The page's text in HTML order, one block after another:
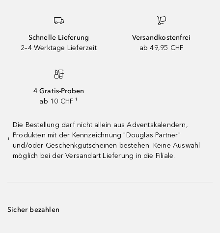
Schnelle Lieferung
2–4 Werktage Lieferzeit
Versandkostenfrei
ab 49,95 CHF
4 Gratis-Proben
ab 10 CHF ¹
¹
Die Bestellung darf nicht allein aus Adventskalendern,
Produkten mit der Kennzeichnung "Douglas Partner"
und/oder Geschenkgutscheinen bestehen. Keine Auswahl
möglich bei der Versandart Lieferung in die Filiale.
Sicher bezahlen